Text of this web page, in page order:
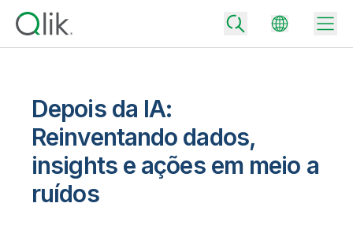
Back
Por que Qlik
Back
Integração de Dados
Back
Back
Depois da IA:
Reinventando dados,
insights e ações em meio a
ruídos